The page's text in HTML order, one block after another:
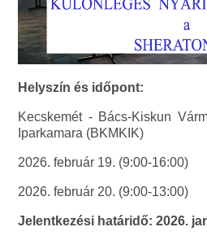
Helyszín és időpont:
Kecskemét - Bács-Kiskun
Iparkamara (BKMKIK)
2026. február 19. (9:00-16:00)
2026. február 20. (9:00-13:00)
Jelentkezési határidő: 2026.